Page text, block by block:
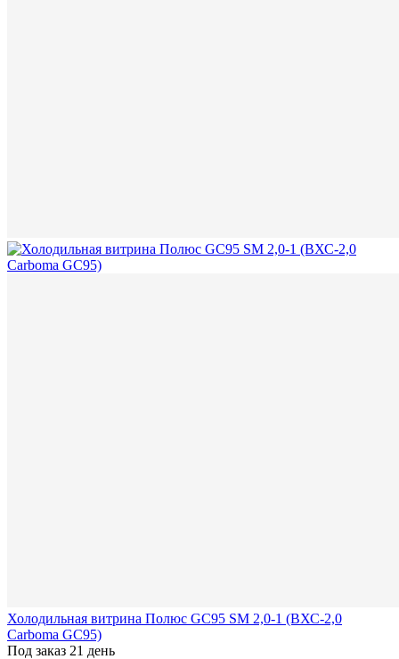
Холодильная витрина Полюс GC95 SM 2,0-1 (ВХС-2,0
Carboma GC95)
Под заказ 21 день